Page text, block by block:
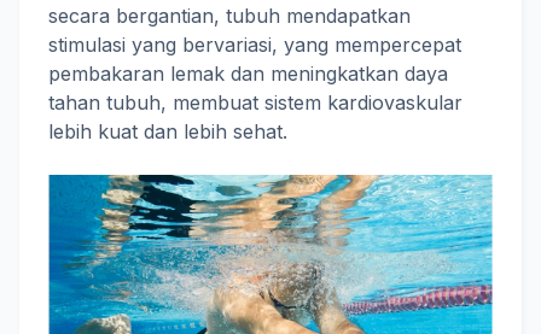
secara bergantian, tubuh mendapatkan
stimulasi yang bervariasi, yang mempercepat
pembakaran lemak dan meningkatkan daya
tahan tubuh, membuat sistem kardiovaskular
lebih kuat dan lebih sehat.